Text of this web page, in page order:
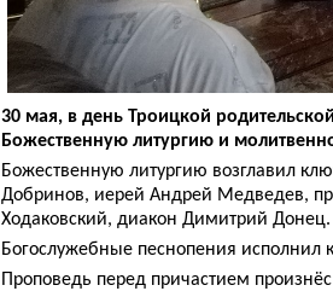
30 мая, в день Троицкой
Божественную литургию и
Божественную литургию возглавил
Добринов, иерей Андрей Медведев,
Ходаковский, диакон Димитрий Донец.
Богослужебные песнопения
Проповедь перед причастием